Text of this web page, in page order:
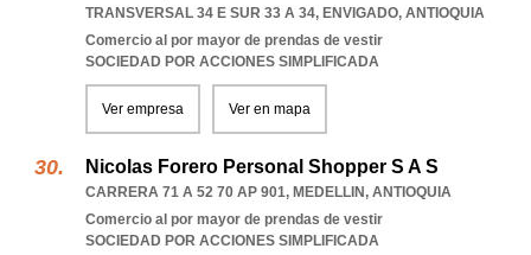
TRANSVERSAL 34 E SUR 33 A 34, ENVIGADO, ANTIOQUIA
Comercio al por mayor de prendas de vestir
SOCIEDAD POR ACCIONES SIMPLIFICADA
Ver empresa Ver en mapa
Nicolas Forero Personal Shopper S A S
CARRERA 71 A 52 70 AP 901, MEDELLIN, ANTIOQUIA
Comercio al por mayor de prendas de vestir
SOCIEDAD POR ACCIONES SIMPLIFICADA